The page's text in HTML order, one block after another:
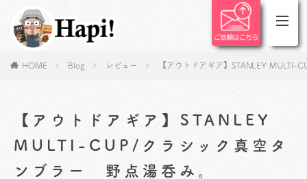
HOME Blog レビュー 【アウトドアギア】STANLEY MULTI-
【アウトドアギア】STANLEY
MULTI-CUP/クラシック真空タ
ンブラー 野点湯呑み。